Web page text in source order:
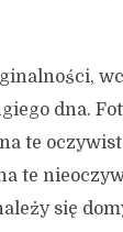
dna.
te
te
się